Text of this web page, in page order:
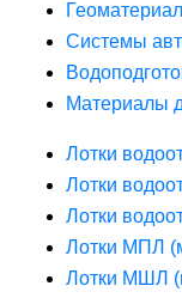
Системы
Материалы
Лотки
Лотки
Лотки
Лотки МПЛ
Лотки МШЛ